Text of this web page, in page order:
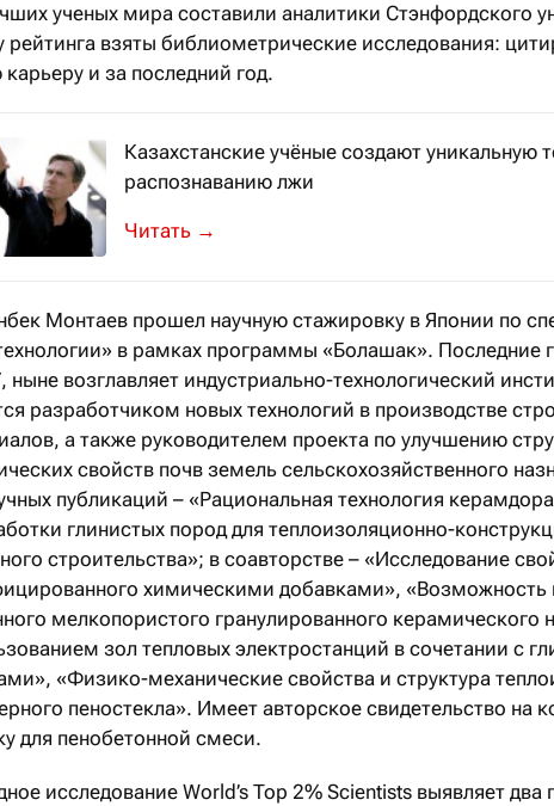
ученых мира составили аналитики Стэнфордского
рейтинга взяты библиометрические исследования:
и за последний год.
Казахстанские учёные создают уникальную
распознаванию лжи
С помощью современных технологий
→
Монтаев прошел научную стажировку в Японии по
в рамках программы «Болашак». Последние
возглавляет индустриально-технологический
разработчиком новых технологий в производстве
а также руководителем проекта по улучшению
свойств почв земель сельскохозяйственного
публикаций – «Рациональная технология
глинистых пород для теплоизоляционно-
строительства»; в соавторстве – «Исследование
химическими добавками», «Возможность
мелкопористого гранулированного керамического
зол тепловых электростанций в сочетании с
«Физико-механические свойства и структура
пеностекла». Имеет авторское свидетельство на
для пенобетонной смеси.
исследование World’s Top 2% Scientists выявляет два